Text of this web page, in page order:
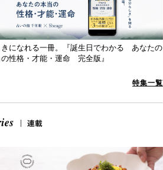
きになれる一冊。『誕生日でわかる あなたの
性格・才能・運命 完全版』
特集一覧